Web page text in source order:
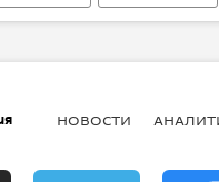
НОВОСТИ